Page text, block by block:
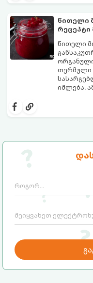
პორცია
წითელი
რეცეპტი
წითელი
თერმული
იშლება.